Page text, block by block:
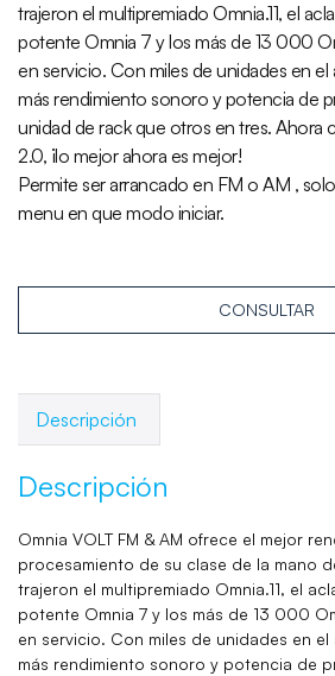
trajeron el multipremiado Omnia.11, el
potente Omnia 7 y los más de 13 000
en servicio. Con miles de unidades en el
más rendimiento sonoro y potencia de
unidad de rack que otros en tres. Ahora
2.0, ¡lo mejor ahora es mejor!
Permite ser arrancado en FM o AM ,
menu en que modo iniciar.
CONSULTAR
Descripción
Descripción
Omnia VOLT FM & AM ofrece el mejor
procesamiento de su clase de la mano
trajeron el multipremiado Omnia.11, el
potente Omnia 7 y los más de 13 000
en servicio. Con miles de unidades en el
más rendimiento sonoro y potencia de